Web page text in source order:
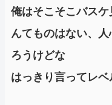
俺はそこそこバス
んてものはない、
ろうけどな
はっきり言ってレ